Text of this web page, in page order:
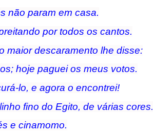
não param em casa.
por todos os cantos.
maior descaramento lhe disse:
hoje paguei os meus votos.
lo, e agora o encontrei!
fino do Egito, de várias cores.
e cinamomo.